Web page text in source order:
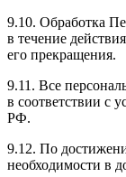
9.10. Обработка
в течение
его прекращения.
9.11. Все
в соответствии с
РФ.
9.12. По
необходимости в